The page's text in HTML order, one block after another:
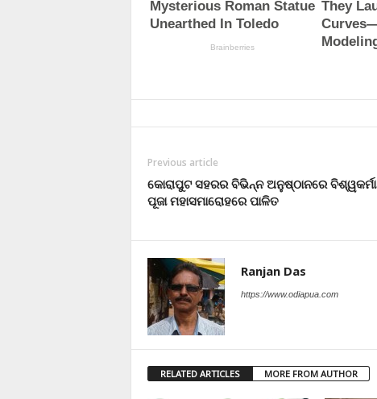
Previous article
କୋରାପୁଟ ସହରର ବିଭିନ୍ନ ଅନୁଷ୍ଠାନରେ ବିଶ୍ୱକର୍ମା
ପୂଜା ମହାସମାରୋହରେ ପାଳିତ
Ranjan Das
https://www.odiapua.com
RELATED ARTICLES MORE FROM AUTHOR